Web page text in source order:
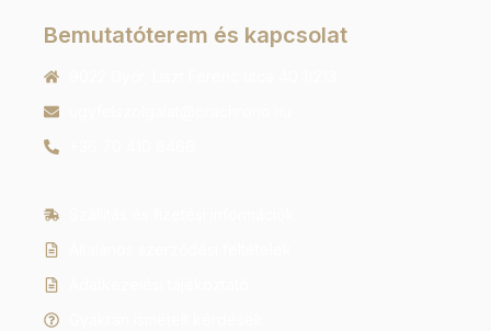
Bemutatóterem és kapcsolat